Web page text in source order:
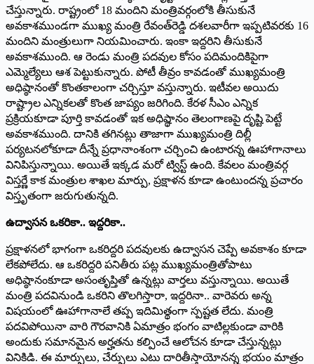
చేస్తున్నారు. రాష్ట్రంలో 18 మందిని మంత్రివర్గంలోకి తీసుకునే
అవకాశముండగా ముఖ్య మంత్రి రేవంత్‌రెడ్డి దశలవారీగా ఇప్పటివరకు 16
మందిని మంత్రులుగా నియమించారు. ఇంకా ఇద్దరిని తీసుకునే
అవకాశముంది. ఆ రెండు మంత్రి పదవుల కోసం పదిమందికిపైగా
ఎమ్మెల్యేలు ఆశ పెట్టుకున్నారు. పోటీ తీవ్రం కావడంతో ముఖ్యమంత్రి
అధిష్ఠానంతో కొంతకాలంగా చర్చిస్తూ వస్తున్నారు. ఇటీవల అయిదు
రాష్ట్రాల ఎన్నికలతో కొంత జాప్యం జరిగింది. కేరళ సీఎం ఎన్నిక
ప్రక్రియకూడా పూర్తి కావడంతో ఇక అధిష్థానం తెలంగాణపై దృష్టి పెట్టే
అవకాశముంది. దానికి తగినట్లు తాజాగా ముఖ్యమంత్రి దిల్లీ
పర్యటనలోకూడా దీన్నే ప్రధానాంశంగా చర్చించి ఉంటారన్న ఊహాగానాలు
వినిపిస్తున్నాయి. అయితే ఇక్కడ మరో ట్విస్ట్ ఉంది. కేవలం మంత్రివర్గ
విస్తర్ణే కాక మంత్రుల శాఖల మార్పు, ప్రక్షాళన కూడా ఉంటుందన్న ప్రచారం
విస్తృతంగా జరుగుతున్నది.
ఉద్వాసన ఒకరికా.. ఇద్దరికా..
ప్రక్షాళనలో భాగంగా ఒకరిద్దరి పదవులకు ఉద్వాసన చెప్పే అవకాశం కూడా
లేకపోలేదు. ఆ ఒకరిద్దరి పనితీరు పట్ల ముఖ్యమంత్రితోపాటు
అధిష్ఠానంకూడా అసంతృప్తితో ఉన్నట్లు వార్తలు వస్తున్నాయి. అయితే
మంత్రి పదవినుండి ఒకరిని తొలగిస్తారా, ఇద్దరినా.. వారెవరు అన్న
విషయంలో ఊహాగానాలే తప్ప ఇదిమిత్థంగా స్పష్టత లేదు. మంత్రి
పదవిపోయినా వారి గౌరవానికి ఏమాత్రం భంగం వాటిల్లకుండా వారికి
అందుకు సమానమైన అర్హతను కల్పించే ఆలోచన కూడా చేస్తున్నట్లు
వినికిడి. ఈ మార్పులు, చేర్పులు ఎటు దారితీస్తాయోనన్న భయం మాత్రం